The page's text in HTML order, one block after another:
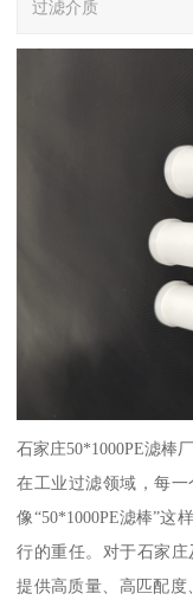
过滤介质
石家庄50*1000PE滤棒
在工业过滤领域，每
像“50*1000PE滤棒”这
行的重任。对于石家
提供高质量、高匹配